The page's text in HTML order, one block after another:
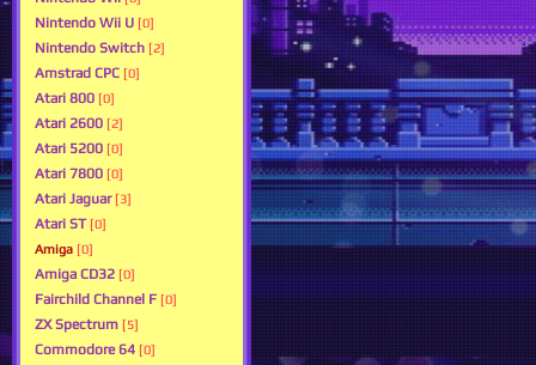
Nintendo Wii U [0]
Nintendo Switch [2]
Amstrad CPC [0]
Atari 800 [0]
Atari 2600 [2]
Atari 5200 [0]
Atari 7800 [0]
Atari Jaguar [3]
Atari ST [0]
Amiga [0]
Amiga CD32 [0]
Fairchild Channel F [0]
ZX Spectrum [5]
Commodore 64 [0]